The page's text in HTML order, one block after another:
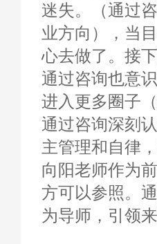
迷失。（通过
业方向），当
心去做了。接
通过咨询也意
进入更多圈子
通过咨询深刻
主管理和自律
向阳老师作为
方可以参照。
为导师，引领